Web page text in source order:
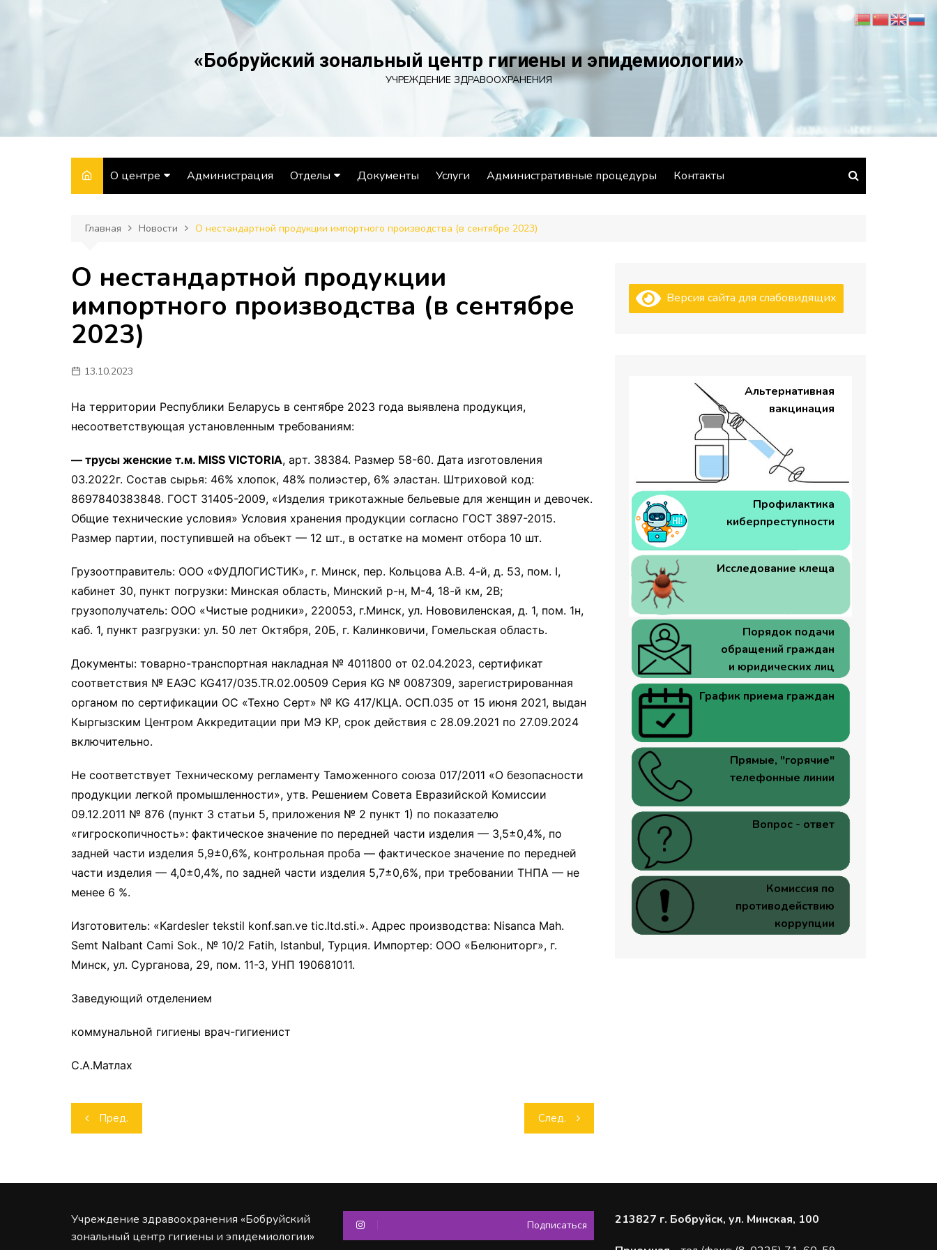
«Бобруйский зональный центр гигиены и эпидемиологии»
УЧРЕЖДЕНИЕ ЗДРАВООХРАНЕНИЯ
О центре
Направления
История
Администрация Отделы
Отдел гигиены
Отдел общественного
гигиенического
Документы Услуги Административные процедуры Контакты
Главная Новости О нестандартной продукции импортного производства (в сентябре 2023)
О нестандартной продукции
импортного производства (в сентябре
2023)
13.10.2023
На территории Республики Беларусь в сентябре 2023 года выявлена продукция,
несоответствующая установленным требованиям:
— трусы женские т.м. MISS VICTORIA, аpт. 38384. Размер 58-60. Дата изготовления
03.2022г. Состав сырья: 46% хлопок, 48% полиэстер, 6% эластан. Штриховой код:
8697840383848. ГОСТ 31405-2009, «Изделия трикотажные бельевые для женщин и девочек.
Общие технические условия» Условия хранения продукции согласно ГОСТ 3897-2015.
Размер партии, поступившей на объект — 12 шт., в остатке на момент отбора 10 шт.
Грузоотправитель: ООО «ФУДЛОГИСТИК», г. Минск, пер. Кольцова А.В. 4-й, д. 53, пом. I,
кабинет 30, пункт погрузки: Минская область, Минский р-н, М-4, 18-й км, 2В;
грузополучатель: ООО «Чистые родники», 220053, г.Минск, ул. Нововиленская, д. 1, пом. 1н,
каб. 1, пункт разгрузки: ул. 50 лет Октября, 20Б, г. Калинковичи, Гомельская область.
Документы: товарно-транспортная накладная № 4011800 от 02.04.2023, сертификат
соответствия № ЕАЭС KG417/035.TR.02.00509 Серия KG № 0087309, зарегистрированная
органом по сертификации ОС «Техно Серт» № KG 417/КЦА. ОСП.035 от 15 июня 2021, выдан
Кыргызским Центром Аккредитации при МЭ КР, срок действия с 28.09.2021 по 27.09.2024
включительно.
Не соответствует Техническому регламенту Таможенного союза 017/2011 «О безопасности
продукции легкой промышленности», утв. Решением Совета Евразийской Комиссии
09.12.2011 № 876 (пункт 3 статьи 5, приложения № 2 пункт 1) по показателю
«гигроскопичность»: фактическое значение по передней части изделия — 3,5±0,4%, по
задней части изделия 5,9±0,6%, контрольная проба — фактическое значение по передней
части изделия — 4,0±0,4%, по задней части изделия 5,7±0,6%, при требовании ТНПА — не
менее 6 %.
Изготовитель: «Kardeslеr tekstil konf.san.ve tic.ltd.sti.». Адрес производства: Nisanca Mah.
Semt Nalbant Cami Sok., № 10/2 Fatih, Istanbul, Турция. Импортер: ООО «Белюниторг», г.
Минск, ул. Сурганова, 29, пом. 11-З, УНП 190681011.
Заведующий отделением
коммунальной гигиены врач-гигиенист
С.А.Матлах
Навигация
по
Пред. След.
Версия сайта для слабовидящих
Альтернативная
вакцинация
Профилактика
киберпреступности
Исследование клеща
Порядок подачи
обращений граждан
и юридических лиц
График приема граждан
Прямые, "горячие"
телефонные линии
Вопрос - ответ
Комиссия по
противодействию
коррупции
Учреждение здравоохранения «Бобруйский
зональный центр гигиены и эпидемиологии»
Подписаться 213827 г. Бобруйск, ул. Минская, 100